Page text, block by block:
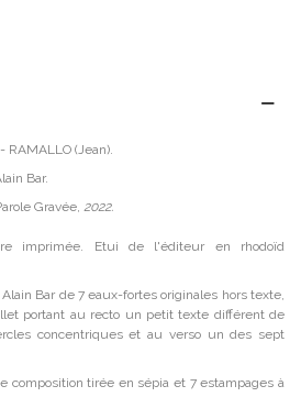
RAMALLO (Jean).
Bar.
Gravée, 2022.
imprimée. Etui de l'éditeur en rhodoïd
Bar de 7 eaux-fortes originales hors texte,
portant au recto un petit texte différent de
concentriques et au verso un des sept
composition tirée en sépia et 7 estampages à